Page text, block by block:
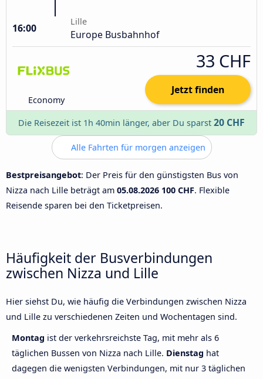
16:00
Lille
Europe Busbahnhof
Economy
33 CHF
Jetzt finden
Die Reisezeit ist 1h 40min länger, aber Du sparst 20 CHF
Alle Fahrten für morgen anzeigen
Bestpreisangebot: Der Preis für den günstigsten Bus von
Nizza nach Lille beträgt am 05.08.2026 100 CHF. Flexible
Reisende sparen bei den Ticketpreisen.
Häufigkeit der Busverbindungen
zwischen Nizza und Lille
Hier siehst Du, wie häufig die Verbindungen zwischen Nizza
und Lille zu verschiedenen Zeiten und Wochentagen sind.
Montag ist der verkehrsreichste Tag, mit mehr als 6
täglichen Bussen von Nizza nach Lille. Dienstag hat
dagegen die wenigsten Verbindungen, mit nur 3 täglichen